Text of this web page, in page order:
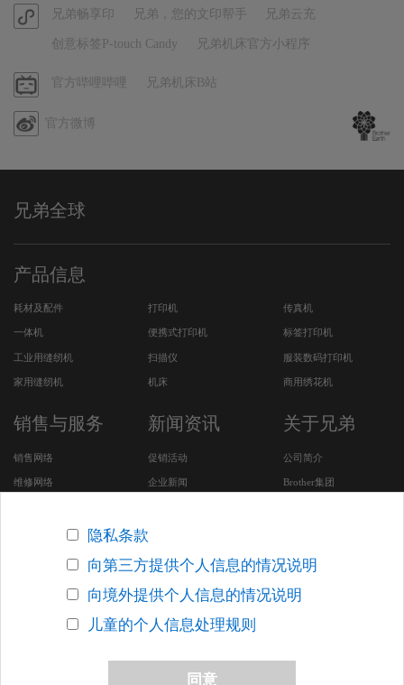
028-86310380
成都市一环路南一段20号普利大厦B903室
028-86310380
成都宝沛科技有限公司
028-86310380
创智联(福州)科技有限公司
创智联(福州)科技有限公司
18900298808
创智联(福州)科技有限公司
18900298808
武汉市大通电讯设备有限公司
武汉市硚口区武胜路泰合广场1708室
上海市普陀区真北路3199弄（星云经济区）21幢2层
021-66291028 / 13916822575 / 13817179096
汉光源泰(福州)信息技术有限公司
小
红
官
方
程
兄弟畅享印 兄弟，您的文印帮手 兄弟云充
创意标签P-touch Candy 兄弟机床官方小程序
哔
哔
官方哔哩哔哩 兄弟机床B站
官方微博
兄弟全球
产品信息
耗材及配件 打印机 传真机
一体机 便携式打印机 标签打印机
工业用缝纫机 扫描仪 服装数码打印机
家用缝纫机 机床 商用绣花机
销售与服务
销售网络
维修网络
安全问题支持
新闻资讯
促销活动
企业新闻
关于兄弟
公司简介
Brother集团
Brother SDGs Story (英
文版网站)
其他在华企业
关于网络隐私条款
隐私条款
向第三方提供个人信息的情况说明
向境外提供个人信息的情况说明
儿童的个人信息处理规则
同意